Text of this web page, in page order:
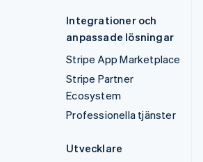
Integrationer och
anpassade lösningar
Stripe App Marketplace
Stripe Partner
Ecosystem
Professionella tjänster
Utvecklare